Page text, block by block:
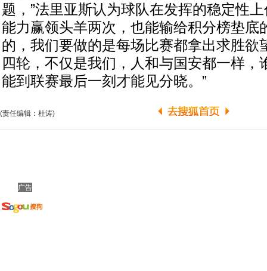
题，”法里亚斯认为球队在发挥的稳定性
能力赢领头羊两次，也能输给积分榜垫底
的，我们要做的是每场比赛都拿出求胜欲
四轮，不仅是我们，人和与国安都一样，
能到联赛最后一刻才能见分晓。”
(责任编辑：杜涛)
广告